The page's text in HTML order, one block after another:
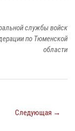
службы войск
по Тюменской
области
Следующая →